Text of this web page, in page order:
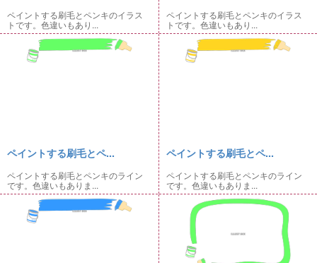
ペイントする刷毛とペンキのイラス
トです。色違いもあり...
ペイントする刷毛とペンキのイラス
トです。色違いもあり...
ペイントする刷毛とペ...
ペイントする刷毛とペンキのライン
です。色違いもありま...
ペイントする刷毛とペ...
ペイントする刷毛とペンキのライン
です。色違いもありま...